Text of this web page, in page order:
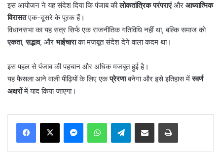
इस आयोजन ने यह संदेश दिया कि पंजाब कीलोकतांत्रिक परंपराएंऔर आध्यात्मिक
विरासतएक-दूसरे के पूरक हैं।
विधानसभा का यह सत्र सिर्फ एक राजनीतिक गतिविधि नहीं था, बल्कि समाज को
एकता,सद्भाव, और भाईचाराका मजबूत संदेश देने वाला कदम था।
इस पहल से पंजाब की पहचान और अधिक मजबूत हुई है।
यह फैसला आने वाली पीढ़ियों के लिए एकप्रेरणाबनेगा और इसे इतिहास मेंस्वर्ण
अक्षरोंमें याद किया जाएगा।
MessengerWhatsAppTelegramShare via Email Print